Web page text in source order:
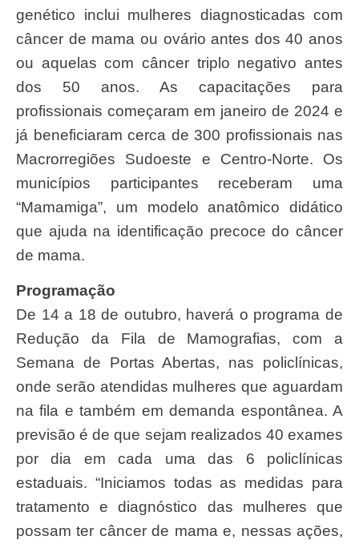
genético inclui mulheres diagnosticadas com
câncer de mama ou ovário antes dos 40 anos
ou aquelas com câncer triplo negativo antes
dos 50 anos. As capacitações para
profissionais começaram em janeiro de 2024 e
já beneficiaram cerca de 300 profissionais nas
Macrorregiões Sudoeste e Centro-Norte. Os
municípios participantes receberam uma
“Mamamiga”, um modelo anatômico didático
que ajuda na identificação precoce do câncer
de mama.
Programação
De 14 a 18 de outubro, haverá o programa de
Redução da Fila de Mamografias, com a
Semana de Portas Abertas, nas policlínicas,
onde serão atendidas mulheres que aguardam
na fila e também em demanda espontânea. A
previsão é de que sejam realizados 40 exames
por dia em cada uma das 6 policlínicas
estaduais. “Iniciamos todas as medidas para
tratamento e diagnóstico das mulheres que
possam ter câncer de mama e, nessas ações,